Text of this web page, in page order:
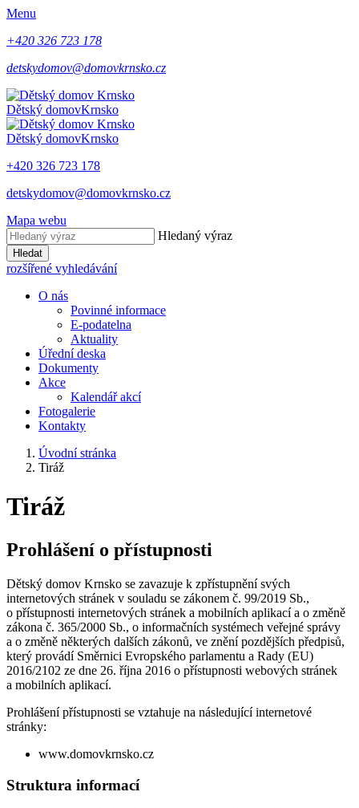
Menu
+420 326 723 178
detskydomov@domovkrnsko.cz
Dětský domovKrnsko
Dětský domovKrnsko
+420 326 723 178
detskydomov@domovkrnsko.cz
Mapa webu
Hledaný výraz
Hledat
rozšířené vyhledávání
O nás
Povinné informace
E-podatelna
Aktuality
Úřední deska
Dokumenty
Akce
Kalendář akcí
Fotogalerie
Kontakty
Úvodní stránka
Tiráž
Tiráž
Prohlášení o přístupnosti
Dětský domov Krnsko se zavazuje k zpřístupnění svých
internetových stránek v souladu se zákonem č. 99/2019 Sb.,
o přístupnosti internetových stránek a mobilních aplikací a o změně
zákona č. 365/2000 Sb., o informačních systémech veřejné správy
a o změně některých dalších zákonů, ve znění pozdějších předpisů,
který provádí Směrnici Evropského parlamentu a Rady (EU)
2016/2102 ze dne 26. října 2016 o přístupnosti webových stránek
a mobilních aplikací.
Prohlášení přístupnosti se vztahuje na následující internetové
stránky:
www.domovkrnsko.cz
Struktura informací